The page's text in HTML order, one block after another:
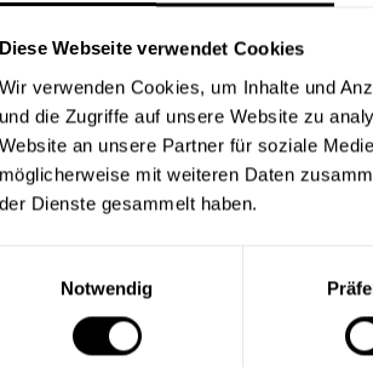
Diese Webseite verwendet Cookies
Wir verwenden Cookies, um Inhalte und
und die Zugriffe auf unsere Website zu
Website an unsere Partner für soziale
möglicherweise mit weiteren Daten
der Dienste gesammelt haben.
Notwendig